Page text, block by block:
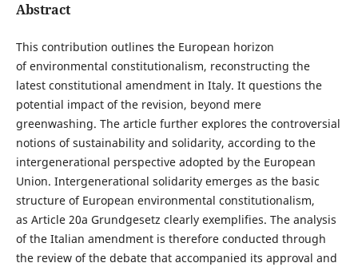
Abstract
This contribution outlines the European horizon
of environmental constitutionalism, reconstructing the
latest constitutional amendment in Italy. It questions the
potential impact of the revision, beyond mere
greenwashing. The article further explores the controversial
notions of sustainability and solidarity, according to the
intergenerational perspective adopted by the European
Union. Intergenerational solidarity emerges as the basic
structure of European environmental constitutionalism,
as Article 20a Grundgesetz clearly exemplifies. The analysis
of the Italian amendment is therefore conducted through
the review of the debate that accompanied its approval and